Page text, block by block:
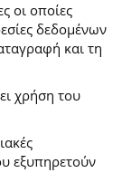
οι οποίες
δεδομένων
και τη
χρήση του
εξυπηρετούν